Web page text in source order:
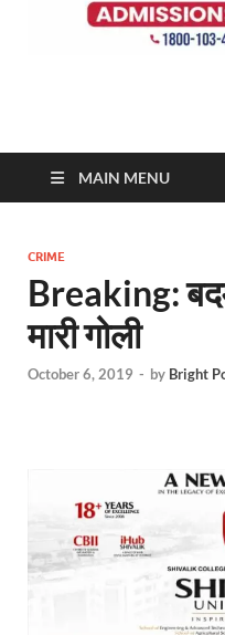
MAIN MENU
CRIME
Breaking:
मारी गोली
October 6, 2019 - by Bright